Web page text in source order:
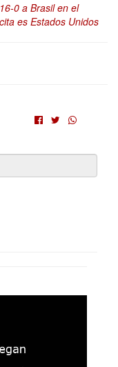
0 a Brasil en el
es Estados Unidos